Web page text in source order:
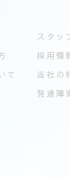
て
スタッ
採用情
当社の
発達障